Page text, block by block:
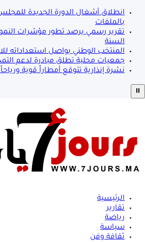
انطلاق أشغال الدورة الجديدة
بالملفات
تقرير رسمي يرصد تطور مؤشرات
السنة
المنتخب الوطني يواصل استعداداته
جمعيات محلية تطلق مبادرة لدعم
نشرة إنذارية تتوقع أمطاراً قوية
⏸
الرئيسية
تقارير
رياضة
سياسة
ثقافة وفن